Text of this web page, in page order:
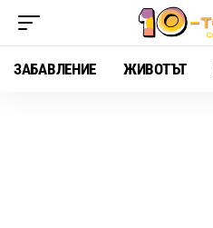
ЗАБАВЛЕНИЕ ЖИВОТЪТ